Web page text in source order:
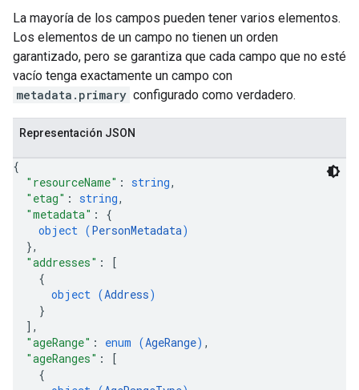
La mayoría de los campos pueden tener varios elementos.
Los elementos de un campo no tienen un orden
garantizado, pero se garantiza que cada campo que no esté
vacío tenga exactamente un campo con
metadata.primary configurado como verdadero.
Representación JSON
{
"resourceName" : string,
"etag" : string,
"metadata" : {
object (PersonMetadata)
},
"addresses" :
[
{
object (Address)
}
] ,
"ageRange" : enum (AgeRange) ,
"ageRanges" :
[
{